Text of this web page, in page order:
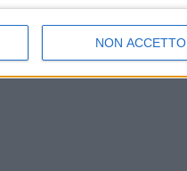
NON ACCETTO